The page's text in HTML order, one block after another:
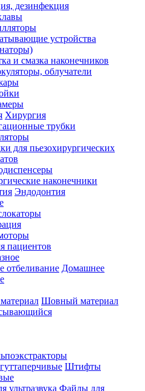
дезинфекция
устройства
и смазка наконечников
облучатели
Хирургия
трубки
для пьезохирургических
наконечники
Эндодонтия
пациентов
Домашнее
Шовный материал
Штифты
Файлы для